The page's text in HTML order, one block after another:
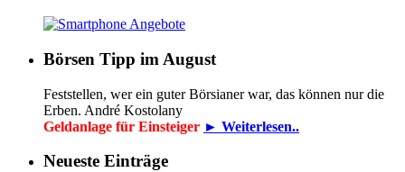
Börsen Tipp im August
Feststellen, wer ein guter Börsianer war, das können nur die
Erben. André Kostolany
Geldanlage für Einsteiger ► Weiterlesen..
Neueste Einträge